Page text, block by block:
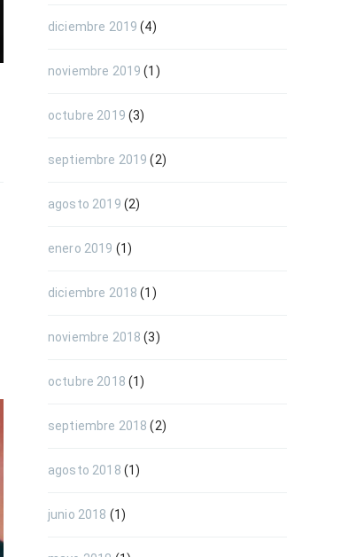
diciembre 2019 (4)
noviembre 2019 (1)
octubre 2019 (3)
septiembre 2019 (2)
agosto 2019 (2)
enero 2019 (1)
diciembre 2018 (1)
noviembre 2018 (3)
octubre 2018 (1)
septiembre 2018 (2)
agosto 2018 (1)
junio 2018 (1)